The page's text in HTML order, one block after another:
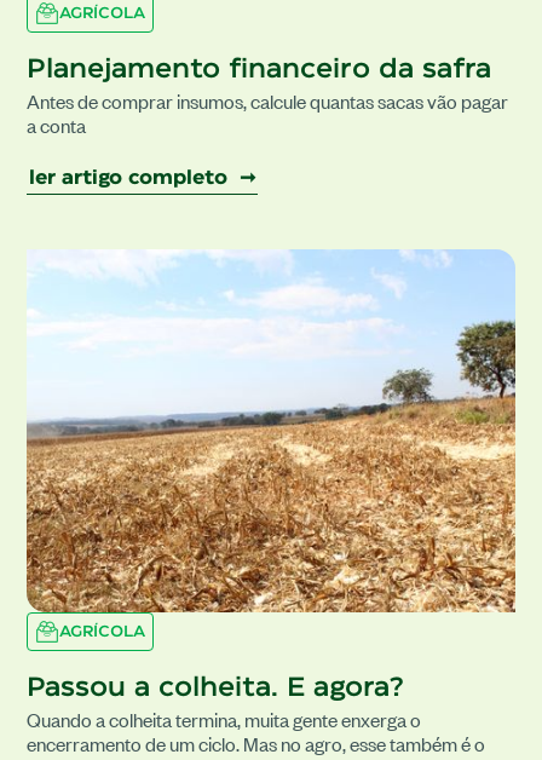
AGRÍCOLA
Planejamento financeiro da safra
Antes de comprar insumos, calcule quantas sacas vão pagar
a conta
ler artigo completo ➞
AGRÍCOLA
Passou a colheita. E agora?
Quando a colheita termina, muita gente enxerga o
encerramento de um ciclo. Mas no agro, esse também é o